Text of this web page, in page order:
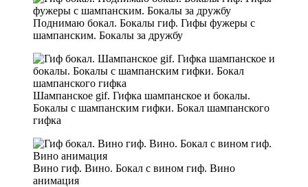
Поднимаю бокал. Бокалы гиф. Гифы фужеры с
шампанским. Бокалы за дружбу
Шампанское gif. Гифка шампанское и бокалы.
Бокалы с шампанским гифки. Бокал шампанского
гифка
Вино гиф. Вино. Бокал с вином гиф. Вино
анимация